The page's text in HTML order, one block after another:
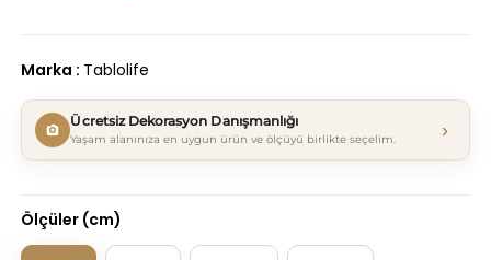
Marka : Tablolife
Ücretsiz Dekorasyon Danışmanlığı
Yaşam alanınıza en uygun ürün ve ölçüyü birlikte seçelim. ›
Ölçüler (cm)